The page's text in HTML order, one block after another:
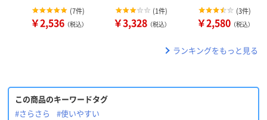
(7件)
￥2,536 （税込）
(1件)
￥3,328 （税込）
(3件)
￥2,580 （税込）
ランキングをもっと見る
この商品のキーワードタグ
#さらさら
#使いやすい